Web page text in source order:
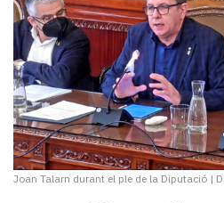
Joan Talarn durant el ple de la Diputació |